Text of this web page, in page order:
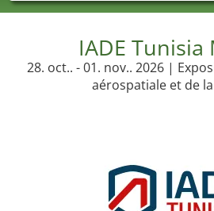
IADE Tunisia
28. oct.. - 01. nov.. 2026 |
aérospatiale et de
Foire noms Pays Villes